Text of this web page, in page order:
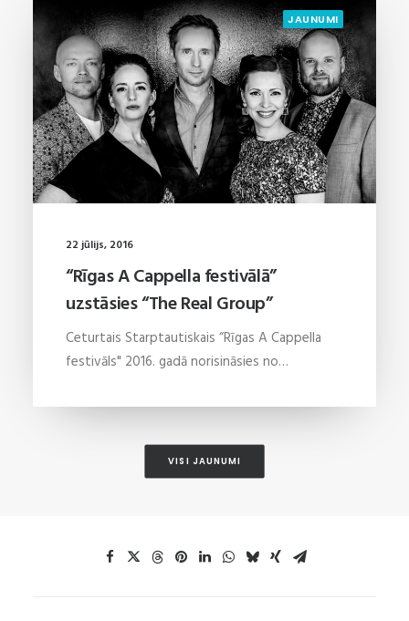
JAUNUMI
22 jūlijs, 2016
“Rīgas A Cappella festivālā”
uzstāsies “The Real Group”
Ceturtais Starptautiskais “Rīgas A Cappella
festivāls" 2016. gadā norisināsies no…
VISI JAUNUMI